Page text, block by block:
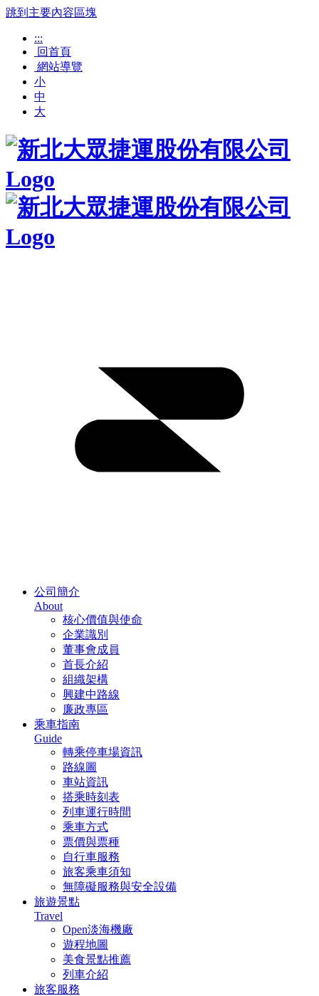
跳到主要內容區塊
:::
回首頁
網站導覽
小
中
大
公司簡介
About
核心價值與使命
企業識別
董事會成員
首長介紹
組織架構
興建中路線
廉政專區
乘車指南
Guide
轉乘停車場資訊
路線圖
車站資訊
搭乘時刻表
列車運行時間
乘車方式
票價與票種
自行車服務
旅客乘車須知
無障礙服務與安全設備
旅遊景點
Travel
Open淡海機廠
遊程地圖
美食景點推薦
列車介紹
旅客服務